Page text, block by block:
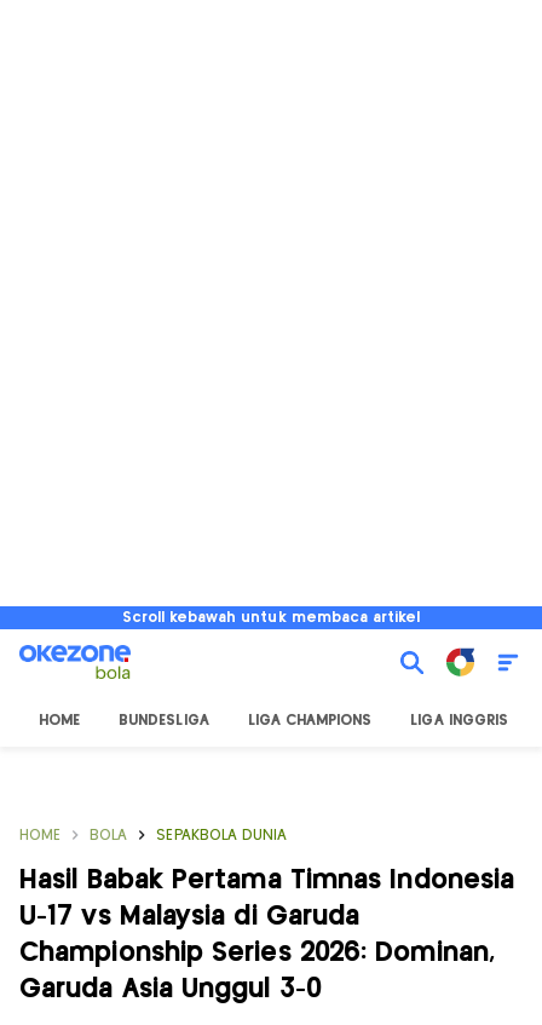
Scroll kebawah untuk membaca artikel
HOME BUNDESLIGA LIGA CHAMPIONS LIGA INGGRIS
HOME BOLA SEPAKBOLA DUNIA
Hasil Babak Pertama Timnas Indonesia
U-17 vs Malaysia di Garuda
Championship Series 2026: Dominan,
Garuda Asia Unggul 3-0